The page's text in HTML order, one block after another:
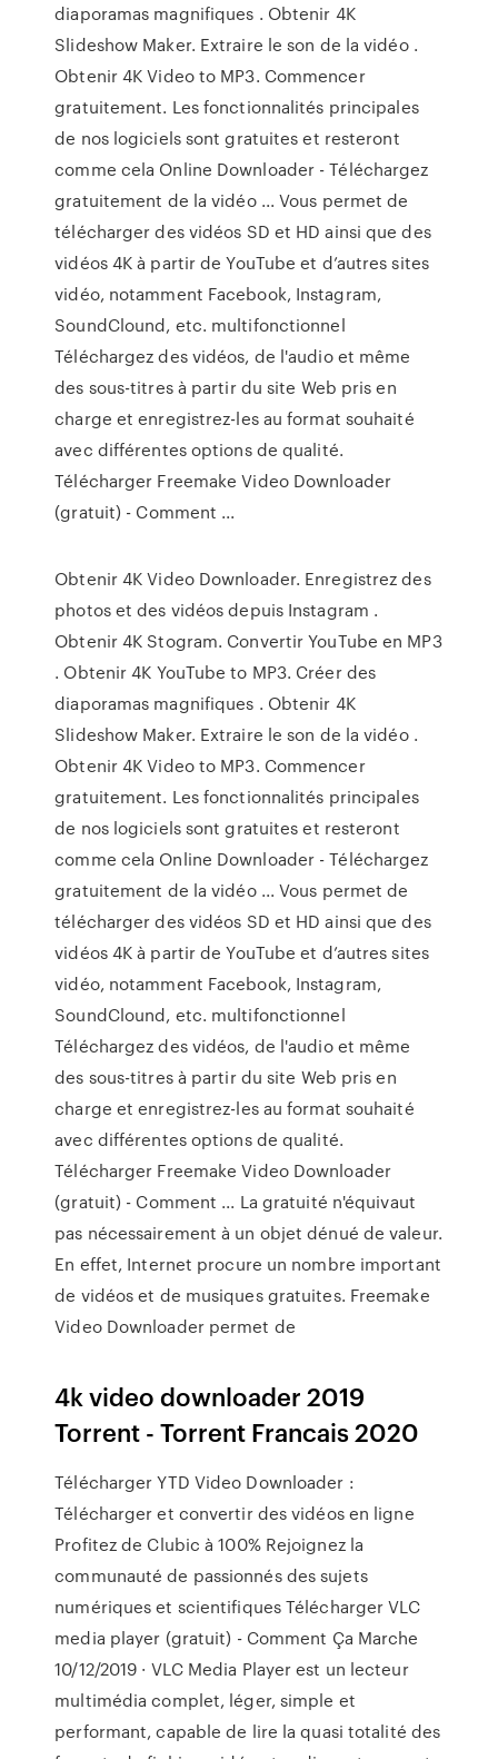
diaporamas magnifiques . Obtenir 4K
Slideshow Maker. Extraire le son de la vidéo .
Obtenir 4K Video to MP3. Commencer
gratuitement. Les fonctionnalités principales
de nos logiciels sont gratuites et resteront
comme cela Online Downloader - Téléchargez
gratuitement de la vidéo ... Vous permet de
télécharger des vidéos SD et HD ainsi que des
vidéos 4K à partir de YouTube et d’autres sites
vidéo, notamment Facebook, Instagram,
SoundClound, etc. multifonctionnel
Téléchargez des vidéos, de l'audio et même
des sous-titres à partir du site Web pris en
charge et enregistrez-les au format souhaité
avec différentes options de qualité.
Télécharger Freemake Video Downloader
(gratuit) - Comment ...
Obtenir 4K Video Downloader. Enregistrez des
photos et des vidéos depuis Instagram .
Obtenir 4K Stogram. Convertir YouTube en MP3
. Obtenir 4K YouTube to MP3. Créer des
diaporamas magnifiques . Obtenir 4K
Slideshow Maker. Extraire le son de la vidéo .
Obtenir 4K Video to MP3. Commencer
gratuitement. Les fonctionnalités principales
de nos logiciels sont gratuites et resteront
comme cela Online Downloader - Téléchargez
gratuitement de la vidéo ... Vous permet de
télécharger des vidéos SD et HD ainsi que des
vidéos 4K à partir de YouTube et d’autres sites
vidéo, notamment Facebook, Instagram,
SoundClound, etc. multifonctionnel
Téléchargez des vidéos, de l'audio et même
des sous-titres à partir du site Web pris en
charge et enregistrez-les au format souhaité
avec différentes options de qualité.
Télécharger Freemake Video Downloader
(gratuit) - Comment ... La gratuité n'équivaut
pas nécessairement à un objet dénué de valeur.
En effet, Internet procure un nombre important
de vidéos et de musiques gratuites. Freemake
Video Downloader permet de
4k video downloader 2019
Torrent - Torrent Francais 2020
Télécharger YTD Video Downloader :
Télécharger et convertir des vidéos en ligne
Profitez de Clubic à 100% Rejoignez la
communauté de passionnés des sujets
numériques et scientifiques Télécharger VLC
media player (gratuit) - Comment Ça Marche
10/12/2019 · VLC Media Player est un lecteur
multimédia complet, léger, simple et
performant, capable de lire la quasi totalité des